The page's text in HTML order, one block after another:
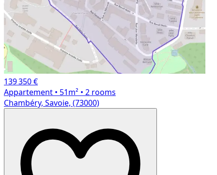
139 350 €
Appartement • 51m² • 2 rooms
Chambéry, Savoie, (73000)